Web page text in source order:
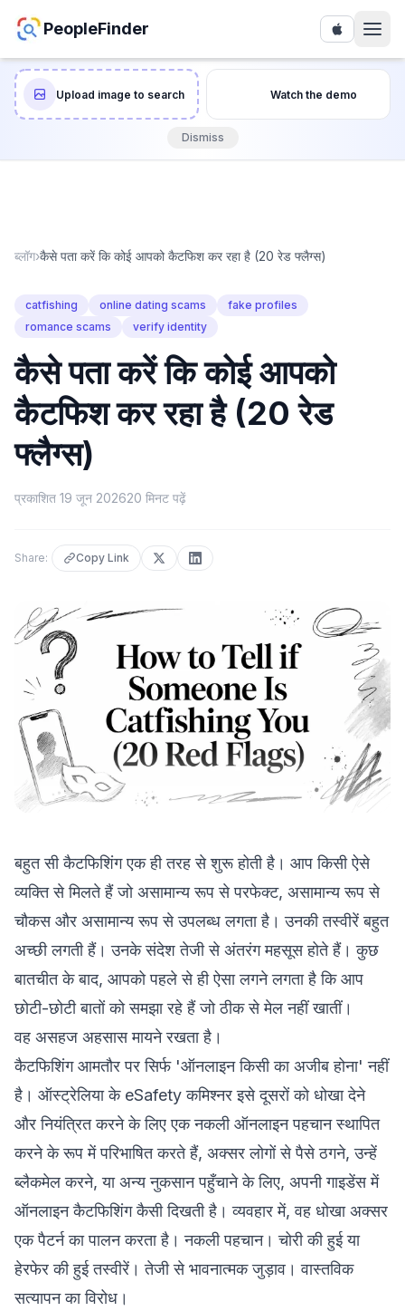
PeopleFinder
Upload image to search Watch the demo
Dismiss
ब्लॉग›कैसे पता करें कि कोई आपको कैटफिश कर रहा है (20 रेड फ्लैग्स)
catfishing online dating scams
fake profiles
romance scams
verify identity
कैसे पता करें कि कोई आपको
कैटफिश कर रहा है (20 रेड
फ्लैग्स)
प्रकाशित 19 जून 202620 मिनट पढ़ें
Share: Copy Link
बहुत सी कैटफिशिंग एक ही तरह से शुरू होती है। आप किसी ऐसे
व्यक्ति से मिलते हैं जो असामान्य रूप से परफेक्ट, असामान्य रूप से
चौकस और असामान्य रूप से उपलब्ध लगता है। उनकी तस्वीरें बहुत
अच्छी लगती हैं। उनके संदेश तेजी से अंतरंग महसूस होते हैं। कुछ
बातचीत के बाद, आपको पहले से ही ऐसा लगने लगता है कि आप
छोटी-छोटी बातों को समझा रहे हैं जो ठीक से मेल नहीं खातीं।
वह असहज अहसास मायने रखता है।
कैटफिशिंग आमतौर पर सिर्फ 'ऑनलाइन किसी का अजीब होना' नहीं
है। ऑस्ट्रेलिया के eSafety कमिश्नर इसे दूसरों को धोखा देने
और नियंत्रित करने के लिए एक नकली ऑनलाइन पहचान स्थापित
करने के रूप में परिभाषित करते हैं, अक्सर लोगों से पैसे ठगने, उन्हें
ब्लैकमेल करने, या अन्य नुकसान पहुँचाने के लिए, अपनी गाइडेंस में
ऑनलाइन कैटफिशिंग कैसी दिखती है । व्यवहार में, वह धोखा अक्सर
एक पैटर्न का पालन करता है। नकली पहचान। चोरी की हुई या
हेरफेर की हुई तस्वीरें। तेजी से भावनात्मक जुड़ाव। वास्तविक
सत्यापन का विरोध।